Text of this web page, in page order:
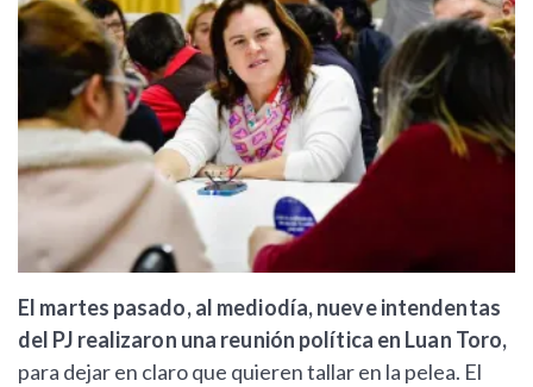
El martes pasado, al mediodía, nueve intendentas
del PJ realizaron una reunión política en Luan Toro,
para dejar en claro que quieren tallar en la pelea. El